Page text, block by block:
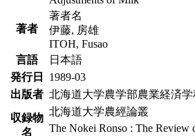
著者
著者名
伊藤, 房雄
ITOH, Fusao
言語
日本語
発行日
1989-03
出版者 北海道大学農学部農業経済学
収録物
名
北海道大学農經論叢
The Nokei Ronso : The Review